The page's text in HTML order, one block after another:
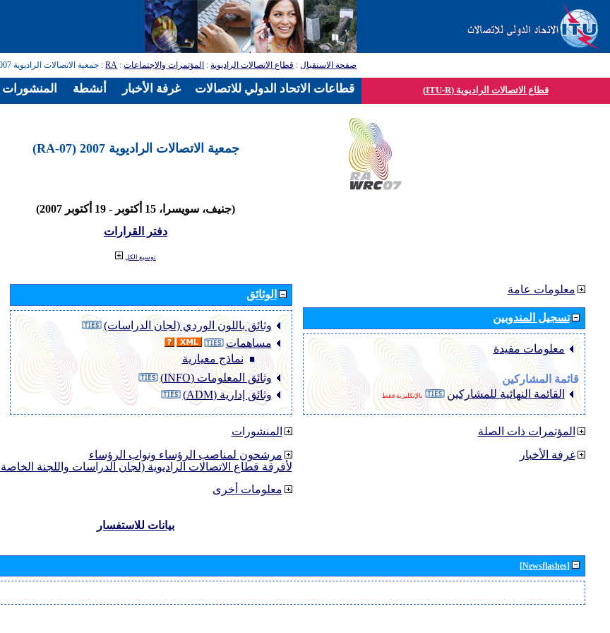
صفحة الاستقبال: قطاع الاتصالات الراديوية: المؤتمرات والاجتماعات:
RA: جمعية الاتصالات الراديوية 2007 (RA-07)
قطاع الاتصالات الراديوية (ITU-R)
جمعية الاتصالات الراديوية 2007 (RA-07)
(جنيف، سويسرا، 15 أكتوبر - 19 أكتوبر 2007)
دفتر القرارات
توسيع الكل
الوثائق
وثائق باللون الوردي (لجان الدراسات)
مساهمات
نماذج معيارية
وثائق المعلومات (INFO)
وثائق إدارية (ADM)
المنشورات
مرشحون لمناصب الرؤساء ونواب الرؤساء
لأفرقة قطاع الاتصالات الراديوية (لجان الدراسات واللجنة
معلومات أخرى
معلومات عامة
تسجيل المندوبين
معلومات مفيدة
قائمة المشاركين
القائمة النهائية للمشاركين
بالإنكليزية فقط
المؤتمرات ذات الصلة
غرفة الأخبار
بيانات للاستفسار
[Newsflashes]
المنشورات أنشطة غرفة الأخبار قطاعات الاتحاد الدولي للاتصالات